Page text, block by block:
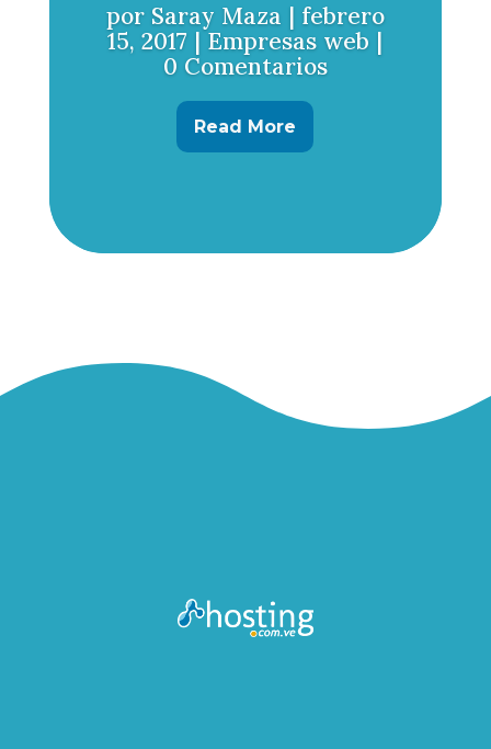
por Saray Maza | febrero
15, 2017 | Empresas web |
0 Comentarios
Read More